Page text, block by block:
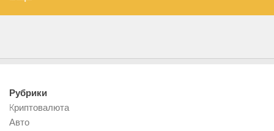
Рубрики
Kриптовалюта
Авто